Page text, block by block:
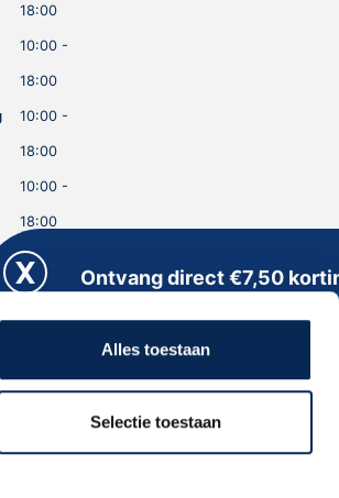
Alles toestaan
Selectie toestaan
18:00
10:00 -
18:00
10:00 -
18:00
10:00 -
18:00
10:00 -
18:00
Ontvang direct €7,50
Meld je aan voor onze nieuwsbrief en
direct een persoonlijke kortingscode